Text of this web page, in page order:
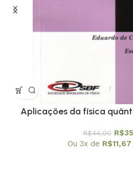
Aplicações da física
/ SBF
R$44,00 R$
Ou 3x de R$11,67